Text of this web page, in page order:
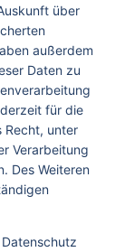
über
außerdem
Daten zu
für die
Recht, unter
Verarbeitung
Des Weiteren